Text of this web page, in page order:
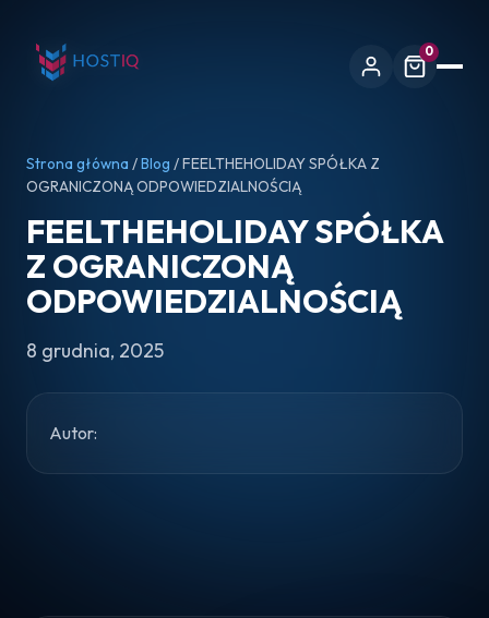
0
Strona główna /Blog / FEELTHEHOLIDAY SPÓŁKA Z
OGRANICZONĄ ODPOWIEDZIALNOŚCIĄ
FEELTHEHOLIDAY SPÓŁKA
Z OGRANICZONĄ
ODPOWIEDZIALNOŚCIĄ
8 grudnia, 2025
Autor: